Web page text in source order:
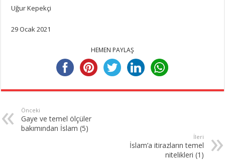
Uğur Kepekçi
29 Ocak 2021
HEMEN PAYLAŞ
Önceki
Gaye ve temel ölçüler
bakımından İslam (5)
İleri
İslam’a itirazların temel
nitelikleri (1)